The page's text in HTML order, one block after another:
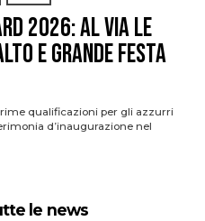
2026: al via le
e grande festa
qualificazioni per gli azzurri
d’inaugurazione nel
le news